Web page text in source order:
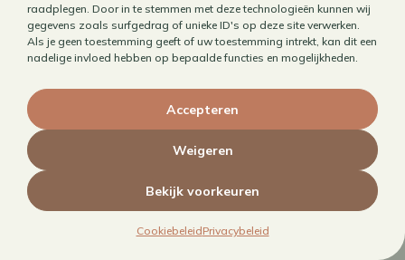
raadplegen. Door in te stemmen met deze technologieën kunnen wij
gegevens zoals surfgedrag of unieke ID's op deze site verwerken.
Als je geen toestemming geeft of uw toestemming intrekt, kan dit een
nadelige invloed hebben op bepaalde functies en mogelijkheden.
Accepteren
Weigeren
Bekijk voorkeuren
CookiebeleidPrivacybeleid